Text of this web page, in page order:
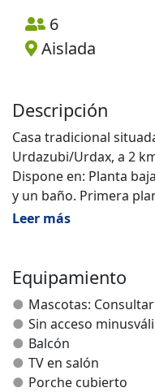
6
Aislada
Descripción
Casa tradicional
Urdazubi/Urdax, a 2
Dispone en: Planta
y un baño. Primera
de dos camas, una de
Leer más
Equipamiento
Mascotas: Consultar
Sin acceso
Balcón
TV en salón
Porche cubierto